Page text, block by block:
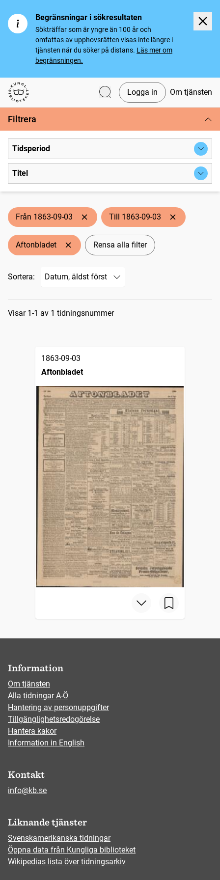
Begränsningar i sökresultaten
Sökträffar som är yngre än 100 år och
omfattas av upphovsrätten visas inte längre i
tjänsten när du söker på distans. Läs mer om
begränsningen.
Svenska tidningar
Logga in Om tjänsten
Filtrera
Tidsperiod
Titel
Från 1863-09-03 Till 1863-09-03
Aftonbladet Rensa alla filter
Sortera:
Sökresultat
Visar 1-1 av 1 tidningsnummer
1863-09-03
Aftonbladet
Information
Om tjänsten
Alla tidningar A-Ö
Hantering av personuppgifter
Tillgänglighetsredogörelse
Hantera kakor
Information in English
Kontakt
info@kb.se
Liknande tjänster
Svenskamerikanska tidningar
Öppna data från Kungliga biblioteket
Wikipedias lista över tidningsarkiv